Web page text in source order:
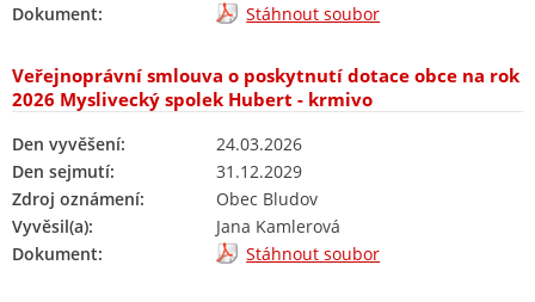
Dokument: Stáhnout soubor
Veřejnoprávní smlouva o poskytnutí dotace obce na rok
2026 Myslivecký spolek Hubert - krmivo
Den vyvěšení:
24.03.2026
Den sejmutí:
31.12.2029
Zdroj oznámení:
Obec Bludov
Vyvěsil(a):
Jana Kamlerová
Dokument:
Stáhnout soubor